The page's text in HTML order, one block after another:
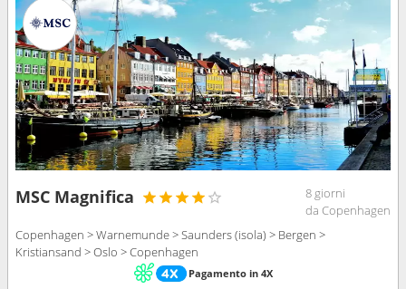
MSC Magnifica
8 giorni
da Copenhagen
Copenhagen > Warnemunde > Saunders (isola) > Bergen >
Kristiansand > Oslo > Copenhagen
Pagamento in 4X